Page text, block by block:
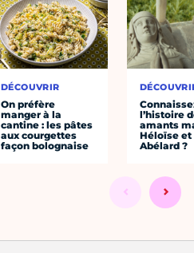
DÉCOUVRIR
On préfère
manger à la
cantine : les pâtes
aux courgettes
façon bolognaise
l’histoire
amants
Héloïse et
Abélard ?